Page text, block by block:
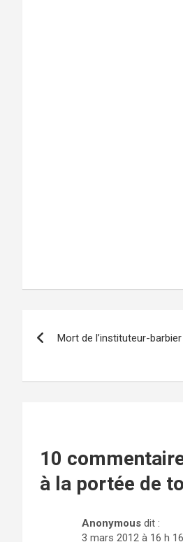
Navigation
Mort de l’instituteur-
10
à la portée de
Anonymous dit :
3 mars 2012 à 16 h